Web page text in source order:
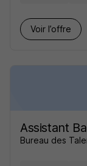
Voir l’offre
Assistant
Bureau des